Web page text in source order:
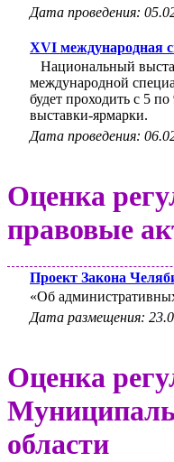
Дата проведения:
XVI международная
Национальный
международной
будет проходить с 5
выставки-ярмарки.
Дата проведения:
Оценка
правовые
Проект Закона
«Об
Дата размещения:
Оценка
области